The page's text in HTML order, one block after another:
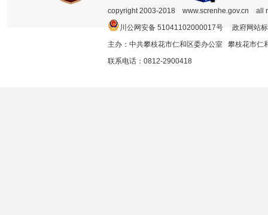
copyright 2003-2018 www.screnhe.gov.cn
川公网安备 51041102000017号 政府网站
主办：中共攀枝花市仁和区委办公室 攀枝花市
联系电话：0812-2900418